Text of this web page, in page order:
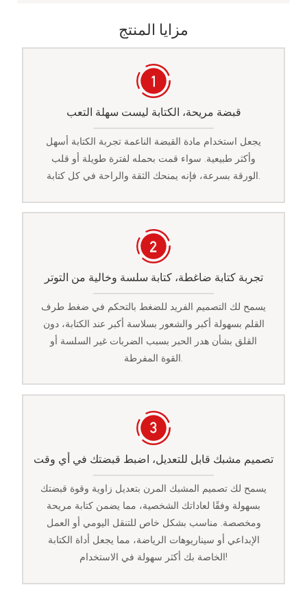
مزايا المنتج
قبضة مريحة، الكتابة ليست سهلة التعب
يجعل استخدام مادة القبضة الناعمة تجربة الكتابة أسهل
وأكثر طبيعية. سواء قمت بحمله لفترة طويلة أو قلب
الورقة بسرعة، فإنه يمنحك الثقة والراحة في كل كتابة.
تجربة كتابة ضاغطة، كتابة سلسة وخالية من التوتر
يسمح لك التصميم الفريد للضغط بالتحكم في ضغط طرف
القلم بسهولة أكبر والشعور بسلاسة أكبر عند الكتابة، دون
القلق بشأن هدر الحبر بسبب الضربات غير السلسة أو
القوة المفرطة.
تصميم مشبك قابل للتعديل، اضبط قبضتك في أي وقت
يسمح لك تصميم المشبك المرن بتعديل زاوية وقوة قبضتك
بسهولة وفقًا لعاداتك الشخصية، مما يضمن كتابة مريحة
ومخصصة. مناسب بشكل خاص للتنقل اليومي أو العمل
الإبداعي أو سيناريوهات الرياضة، مما يجعل أداة الكتابة
الخاصة بك أكثر سهولة في الاستخدام!